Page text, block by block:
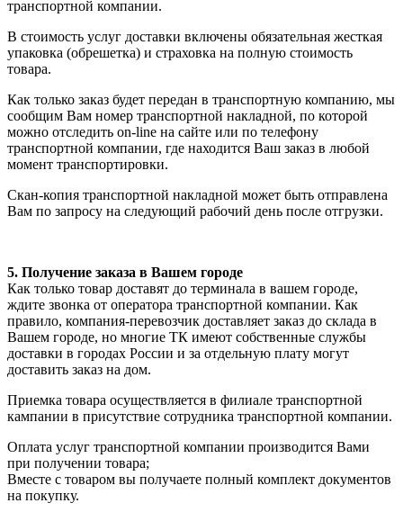
транспортной компании.
В стоимость услуг доставки включены обязательная жесткая
упаковка (обрешетка) и страховка на полную стоимость
товара.
Как только заказ будет передан в транспортную компанию, мы
сообщим Вам номер транспортной накладной, по которой
можно отследить on-line на сайте или по телефону
транспортной компании, где находится Ваш заказ в любой
момент транспортировки.
Скан-копия транспортной накладной может быть отправлена
Вам по запросу на следующий рабочий день после отгрузки.
5. Получение заказа в Вашем городе
Как только товар доставят до терминала в вашем городе,
ждите звонка от оператора транспортной компании. Как
правило, компания-перевозчик доставляет заказ до склада в
Вашем городе, но многие ТК имеют собственные службы
доставки в городах России и за отдельную плату могут
доставить заказ на дом.
Приемка товара осуществляется в филиале транспортной
кампании в присутствие сотрудника транспортной компании.
Оплата услуг транспортной компании производится Вами
при получении товара;
Вместе с товаром вы получаете полный комплект документов
на покупку.